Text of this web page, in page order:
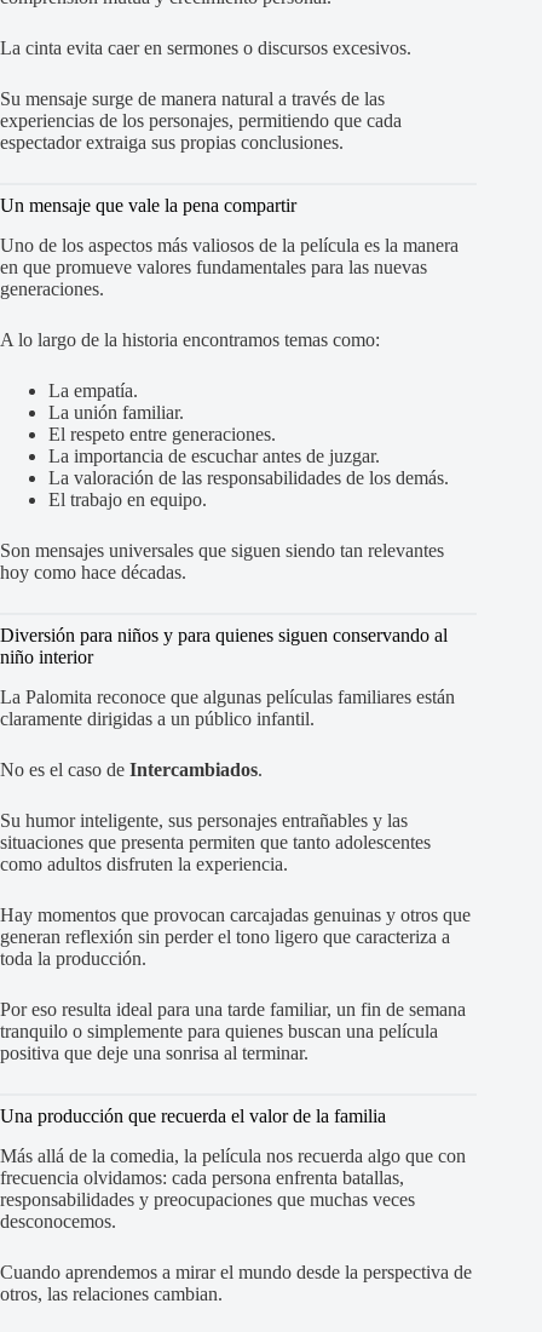
La cinta evita caer en sermones o discursos excesivos.
Su mensaje surge de manera natural a través de las
experiencias de los personajes, permitiendo que cada
espectador extraiga sus propias conclusiones.
Un mensaje que vale la pena compartir
Uno de los aspectos más valiosos de la película es la manera
en que promueve valores fundamentales para las nuevas
generaciones.
A lo largo de la historia encontramos temas como:
La empatía.
La unión familiar.
El respeto entre generaciones.
La importancia de escuchar antes de juzgar.
La valoración de las responsabilidades de los demás.
El trabajo en equipo.
Son mensajes universales que siguen siendo tan relevantes
hoy como hace décadas.
Diversión para niños y para quienes siguen conservando al
niño interior
La Palomita reconoce que algunas películas familiares están
claramente dirigidas a un público infantil.
No es el caso de Intercambiados.
Su humor inteligente, sus personajes entrañables y las
situaciones que presenta permiten que tanto adolescentes
como adultos disfruten la experiencia.
Hay momentos que provocan carcajadas genuinas y otros que
generan reflexión sin perder el tono ligero que caracteriza a
toda la producción.
Por eso resulta ideal para una tarde familiar, un fin de semana
tranquilo o simplemente para quienes buscan una película
positiva que deje una sonrisa al terminar.
Una producción que recuerda el valor de la familia
Más allá de la comedia, la película nos recuerda algo que con
frecuencia olvidamos: cada persona enfrenta batallas,
responsabilidades y preocupaciones que muchas veces
desconocemos.
Cuando aprendemos a mirar el mundo desde la perspectiva de
otros, las relaciones cambian.